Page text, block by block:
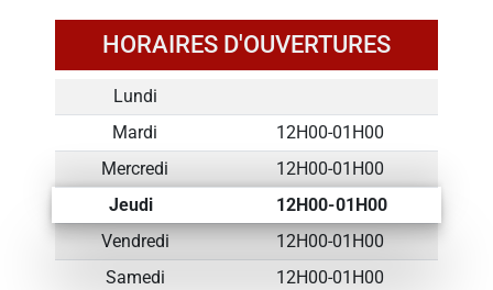
HORAIRES D'OUVERTURES
Lundi
Mardi
12H00-01H00
Mercredi
12H00-01H00
Jeudi 12H00-01H00
Vendredi
12H00-01H00
Samedi
12H00-01H00